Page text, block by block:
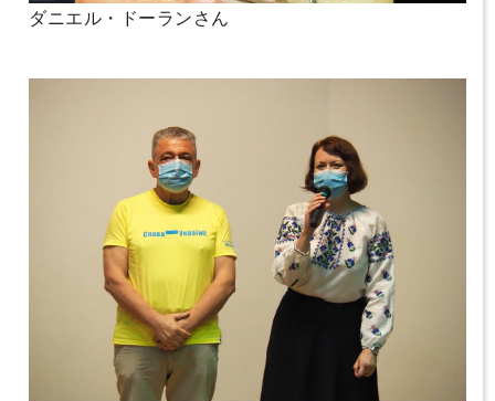
ダニエル・ドーランさん